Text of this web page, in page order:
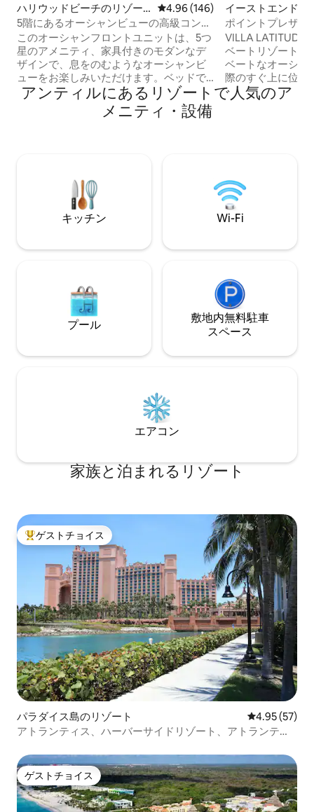
ハリウッドビーチのリゾー
ト
レビュー146件、5つ星中4.96つ
4.96 (146)
5階にあるオーシャンビューの高級コンド
ミニアム@ LYFEリゾート
このオーシャンフロントユニットは、5つ
星のアメニティ、家具付きのモダンなデ
ザインで、息をのむようなオーシャンビ
ューをお楽しみいただけます。ベッドで
目を覚まし、バルコニーから朝日を眺め
ましょう！ キングサイズのベッド1台が備
わった寝室1部屋、65インチのスマートテ
り、いびきを止めるのに役立ちます。ま
た、波形マッサージも快眠に役立ちま
レードされたフルバスルーム。 リゾート
グ： 38ドル/日/車
イーストエンドの
ポイントプレザン
- ウォーターフロ
VILLA
ベートリゾートヴ
ベートなオーシャ
際のすぐ上に位置
チ、セント・ジョ
ジン諸島の水辺の
だけます。 完全な予備発電機！ まさにこ
れです！ Villa Latitudesが予約済みの場合
でも、ご心配なく
ており、空室の可
アンティルにあるリゾートで人気のア
メニティ・設備
キッチン Wi-Fi
プール
敷地内無料駐⁠車
ス⁠ペ⁠ー⁠ス
エアコン
家族と泊まれるリゾート
大好評のゲストチョイスです。
ゲストチョイス
パラダイス島のリゾート レビュー57
4.95 (57)
アトランティス、ハーバーサイドリゾート、アトランティ
ゲストチョイス
ゲストチョイス